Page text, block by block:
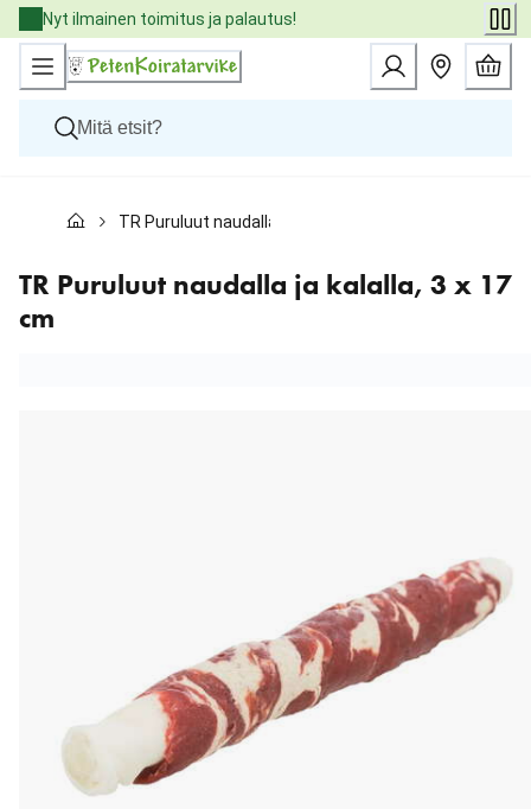
Skip
to
Content
Nyt ilmainen toimitus ja palautus!
Kissat
Eläinlääkäriruoat
Tuotemerkit
Uutuudet
TR Puruluut naudalla ja kalalla, 3 x 17 cm
TR Puruluut naudalla ja kalalla, 3 x 17
cm